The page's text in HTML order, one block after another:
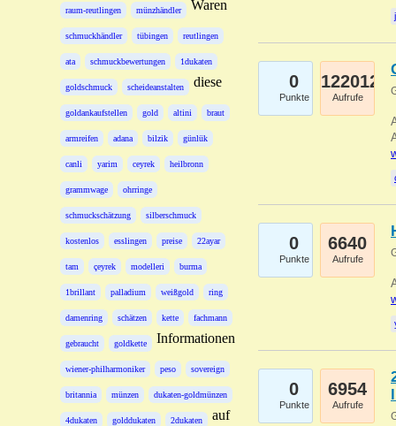
raum-reutlingen münzhändler
schmuckhändler tübingen reutlingen
ata schmuckbewertungen 1dukaten
goldschmuck scheideanstalten
goldankaufstellen gold altini braut
armreifen adana bilzik günlük
canli yarim ceyrek heilbronn
grammwage ohrringe
schmuckschätzung silberschmuck
kostenlos esslingen preise 22ayar
tam çeyrek modelleri burma
1brillant palladium weißgold ring
damenring schätzen kette fachmann
gebraucht goldkette
wiener-philharmoniker peso sovereign
britannia münzen dukaten-goldmünzen
4dukaten golddukaten 2dukaten
Waren
diese
Informationen
auf
0
Punkte
122012
Aufrufe
0
Punkte
6640
Aufrufe
0
Punkte
6954
Aufrufe